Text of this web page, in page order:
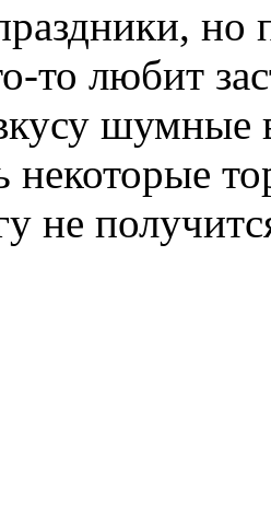
но
то любит
шумные
некоторые
не